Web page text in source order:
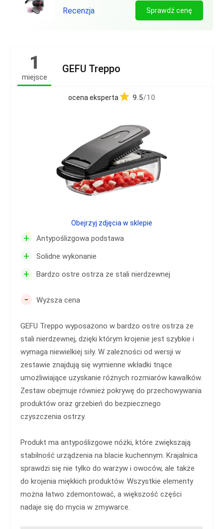
Recenzja Sprawdź cenę
1
miejsce
GEFU Treppo
ocena eksperta 9.5/10
+ Antypoślizgowa podstawa
+ Solidne wykonanie
+ Bardzo ostre ostrza ze stali nierdzewnej
- Wyższa cena
GEFU Treppo wyposażono w bardzo ostre ostrza ze
stali nierdzewnej, dzięki którym krojenie jest szybkie i
wymaga niewielkiej siły. W zależności od wersji w
zestawie znajdują się wymienne wkładki tnące
umożliwiające uzyskanie różnych rozmiarów kawałków.
Zestaw obejmuje również pokrywę do przechowywania
produktów oraz grzebień do bezpiecznego
czyszczenia ostrzy.
Produkt ma antypoślizgowe nóżki, które zwiększają
stabilność urządzenia na blacie kuchennym. Krajalnica
sprawdzi się nie tylko do warzyw i owoców, ale także
do krojenia miękkich produktów. Wszystkie elementy
można łatwo zdemontować, a większość części
nadaje się do mycia w zmywarce.
Obejrzyj zdjęcia w sklepie